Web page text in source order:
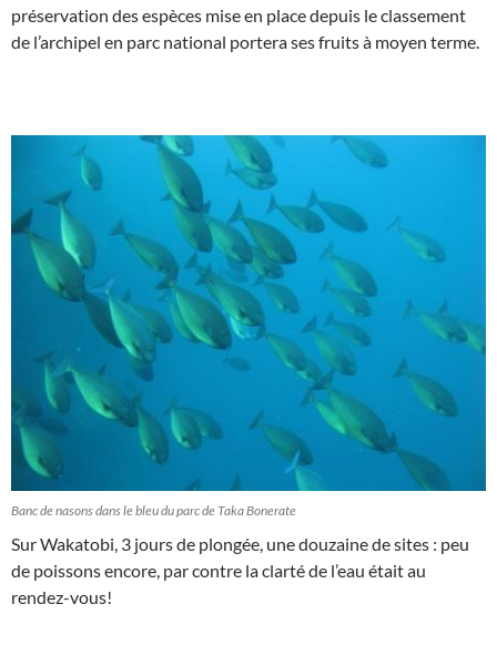
préservation des espèces mise en place depuis le classement
de l’archipel en parc national portera ses fruits à moyen terme.
Banc de nasons dans le bleu du parc de Taka Bonerate
Sur Wakatobi, 3 jours de plongée, une douzaine de sites : peu
de poissons encore, par contre la clarté de l’eau était au
rendez-vous!